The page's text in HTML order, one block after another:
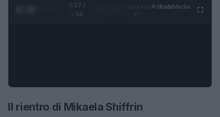
0:28 /
1:50
AdhubMedia
Il rientro di Mikaela Shiffrin